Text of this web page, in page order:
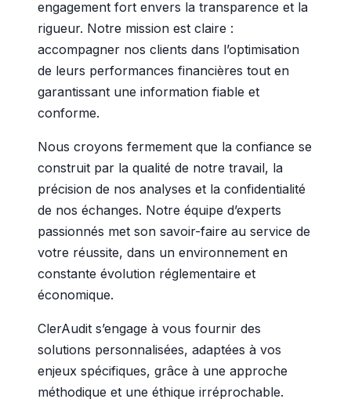
engagement fort envers la transparence et la
rigueur. Notre mission est claire :
accompagner nos clients dans l’optimisation
de leurs performances financières tout en
garantissant une information fiable et
conforme.
Nous croyons fermement que la confiance se
construit par la qualité de notre travail, la
précision de nos analyses et la confidentialité
de nos échanges. Notre équipe d’experts
passionnés met son savoir-faire au service de
votre réussite, dans un environnement en
constante évolution réglementaire et
économique.
ClerAudit s’engage à vous fournir des
solutions personnalisées, adaptées à vos
enjeux spécifiques, grâce à une approche
méthodique et une éthique irréprochable.